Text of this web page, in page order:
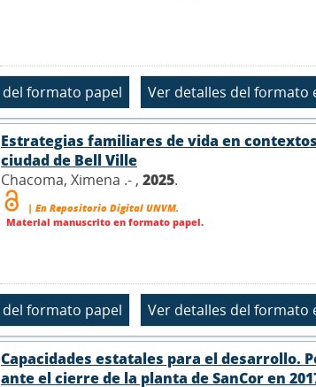
Estrategias familiares de vida en
ciudad de Bell Ville
Chacoma, Ximena .- , 2025.
| En Repositorio Digital UNVM.
Material manuscrito en formato papel.
Capacidades estatales para el desarrollo.
ante el cierre de la planta de SanCor en